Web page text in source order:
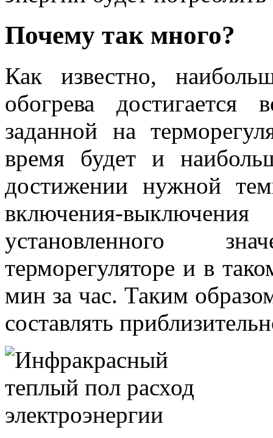
Почему так много?
Как известно,
обогрева
заданной на
время будет и
достижении нужной
включения-
установленного
терморегуляторе и в
мин за час. Таким
составлять